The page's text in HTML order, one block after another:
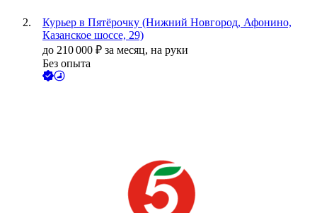
Курьер в Пятёрочку (Нижний Новгород, Афонино,
Казанское шоссе, 29)
до 210 000 ₽ за месяц, на руки
Без опыта